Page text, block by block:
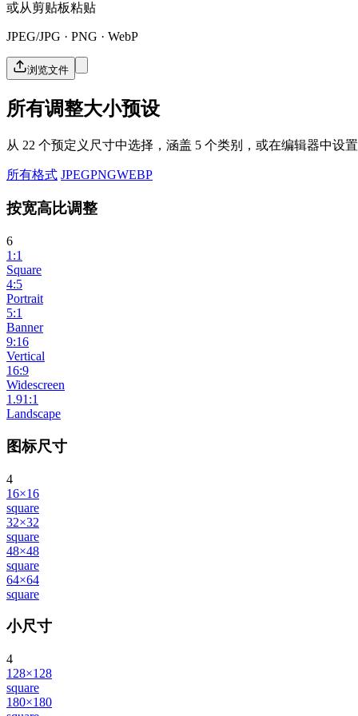
或从剪贴板粘贴
JPEG/JPG · PNG · WebP
浏览文件
所有调整大小预设
从 22 个预定义尺寸中选择，涵盖 5 个类别，或在编辑器中设
所有格式 JPEGPNGWEBP
按宽高比调整
6
1:1
Square
4:5
Portrait
5:1
Banner
9:16
Vertical
16:9
Widescreen
1.91:1
Landscape
图标尺寸
4
16×16
square
32×32
square
48×48
square
64×64
square
小尺寸
4
128×128
square
180×180